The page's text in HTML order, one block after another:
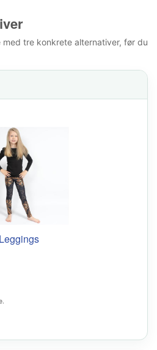
med tre konkrete alternativer, før du